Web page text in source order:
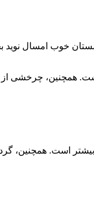
زمستان خوب امسال
همچنین،
است.